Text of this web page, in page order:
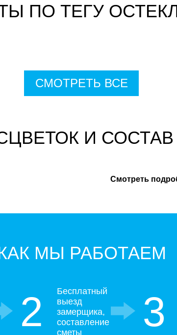
ПО ТЕГУ
СМОТРЕТЬ ВСЕ
И
Смотреть
МЫ РАБОТАЕМ
2
Бесплатный
выезд
замерщика,
составление
сметы
3